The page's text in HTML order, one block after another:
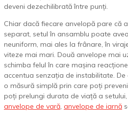
deveni dezechilibrată între punți.
Chiar dacă fiecare anvelopă pare că
separat, setul în ansamblu poate
neuniform, mai ales la frânare, în
viteze mai mari. Două anvelope mai
schimba felul în care mașina
accentua senzația de instabilitate.
o măsură simplă prin care poți
poți prelungi durata de viață a
anvelope de vară anvelope de iarnă